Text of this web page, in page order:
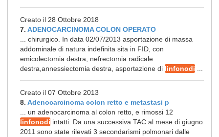
Creato il 28 Ottobre 2018
7. ADENOCARCINOMA COLON OPERATO
... chirurgico. In data 02/07/2013 asportazione di massa
addominale di natura indefinita sita in FID, con
emicolectomia destra, nefrectomia radicale
destra,annessiectomia destra, asportazione di linfonodi
Creato il 07 Ottobre 2013
8. Adenocarcinoma colon retto e metastasi p
... un adenocarcinoma al colon retto, e rimossi 12
linfonodi intatti. Da una successiva TAC al mese di giugno
2011 sono state rilevati 3 secondarismi polmonari dalle